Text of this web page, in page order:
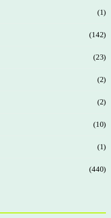
(1)
(142)
(23)
(2)
(2)
(10)
(1)
(440)